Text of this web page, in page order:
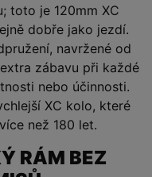
toto je 120mm XC
dobře jako jezdí.
navržené od
zábavu při každé
nebo účinnosti.
XC kolo, které
než 180 let.
RÁM BEZ